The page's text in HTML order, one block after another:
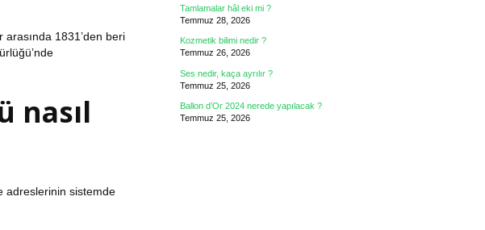
arasında 1831’den beri
nasıl
adreslerinin sistemde
Tamlamalar hâl eki mi ?
Temmuz 28, 2026
Kozmetik bilimi nedir ?
Temmuz 26, 2026
Ses nedir, kaça ayrılır ?
Temmuz 25, 2026
Ballon d’Or 2024 nerede yapılacak ?
Temmuz 25, 2026